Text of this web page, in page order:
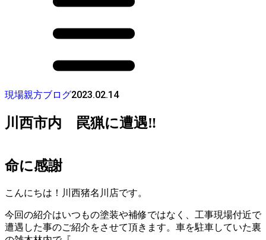
現場親方ブログ2023.02.14
川西市内 罠猟に遭遇‼️
命に感謝
こんにちは！川西猪名川店です。
今回の紹介はいつもの塗装や補修ではなく、工事現場付近で
遭遇した事のご紹介をさせて頂きます。車を駐車していた裏